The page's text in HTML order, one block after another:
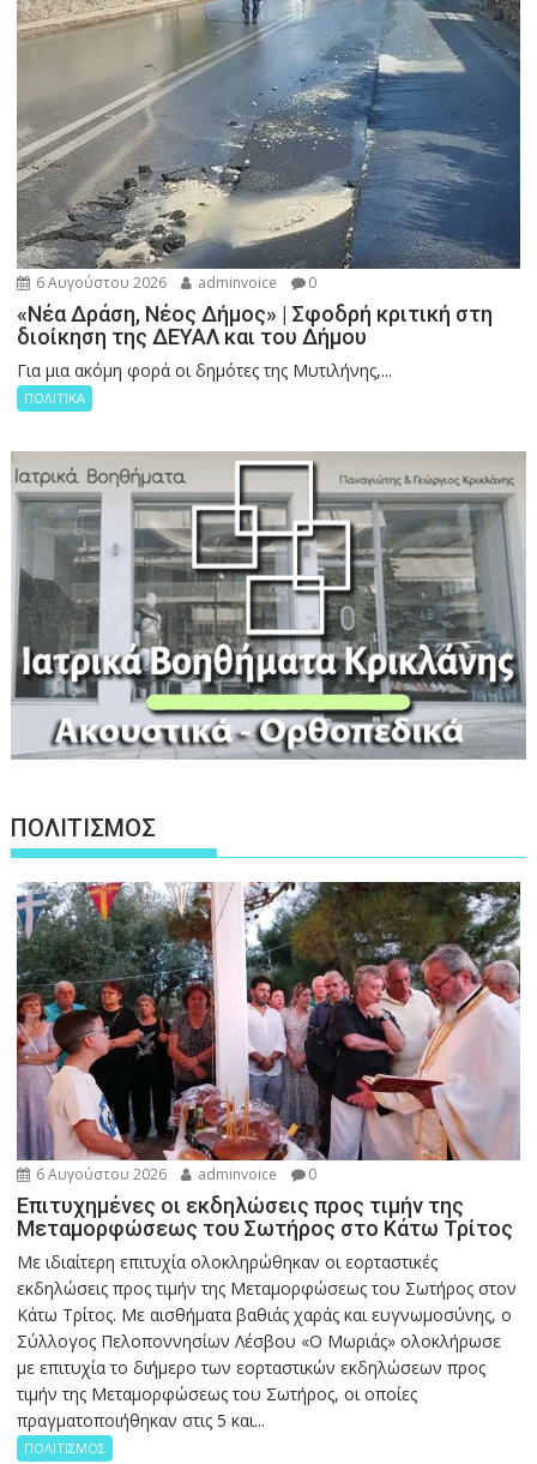
6 Αυγούστου 2026 adminvoice 0
«Νέα Δράση, Νέος Δήμος» | Σφοδρή κριτική στη
διοίκηση της ΔΕΥΑΛ και του Δήμου
Για μια ακόμη φορά οι δημότες της Μυτιλήνης,...
ΠΟΛΙΤΙΚΑ
ΠΟΛΙΤΙΣΜΟΣ
6 Αυγούστου 2026 adminvoice 0
Επιτυχημένες οι εκδηλώσεις προς τιμήν της
Μεταμορφώσεως του Σωτήρος στο Κάτω Τρίτος
Με ιδιαίτερη επιτυχία ολοκληρώθηκαν οι εορταστικές
εκδηλώσεις προς τιμήν της Μεταμορφώσεως του Σωτήρος στον
Κάτω Τρίτος. Με αισθήματα βαθιάς χαράς και ευγνωμοσύνης, ο
Σύλλογος Πελοποννησίων Λέσβου «Ο Μωριάς» ολοκλήρωσε
με επιτυχία το διήμερο των εορταστικών εκδηλώσεων προς
τιμήν της Μεταμορφώσεως του Σωτήρος, οι οποίες
πραγματοποιήθηκαν στις 5 και...
ΠΟΛΙΤΙΣΜΟΣ